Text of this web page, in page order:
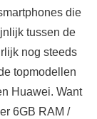
die
tussen de
nog steeds
topmodellen
Huawei. Want
6GB RAM /